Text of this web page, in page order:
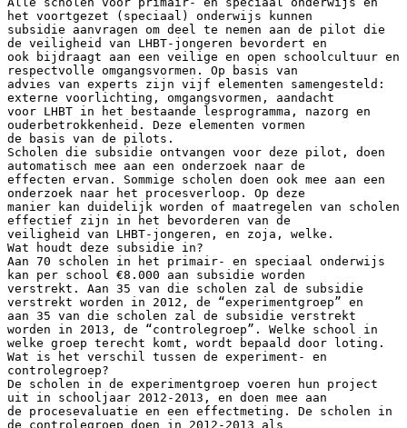
het voortgezet (speciaal) onderwijs kunnen
subsidie aanvragen om deel te nemen aan de pilot die
de veiligheid van LHBT-jongeren bevordert en
ook bijdraagt aan een veilige en open schoolcultuur en
respectvolle omgangsvormen. Op basis van
advies van experts zijn vijf elementen samengesteld:
externe voorlichting, omgangsvormen, aandacht
voor LHBT in het bestaande lesprogramma, nazorg en
ouderbetrokkenheid. Deze elementen vormen
de basis van de pilots.
Scholen die subsidie ontvangen voor deze pilot, doen
automatisch mee aan een onderzoek naar de
effecten ervan. Sommige scholen doen ook mee aan een
onderzoek naar het procesverloop. Op deze
manier kan duidelijk worden of maatregelen van scholen
effectief zijn in het bevorderen van de
veiligheid van LHBT-jongeren, en zoja, welke.
Wat houdt deze subsidie in?
Aan 70 scholen in het primair- en speciaal onderwijs
kan per school €8.000 aan subsidie worden
verstrekt. Aan 35 van die scholen zal de subsidie
verstrekt worden in 2012, de “experimentgroep” en
aan 35 van die scholen zal de subsidie verstrekt
worden in 2013, de “controlegroep”. Welke school in
welke groep terecht komt, wordt bepaald door loting.
Wat is het verschil tussen de experiment- en
controlegroep?
De scholen in de experimentgroep voeren hun project
uit in schooljaar 2012-2013, en doen mee aan
de procesevaluatie en een effectmeting. De scholen in
de controlegroep doen in 2012-2013 als